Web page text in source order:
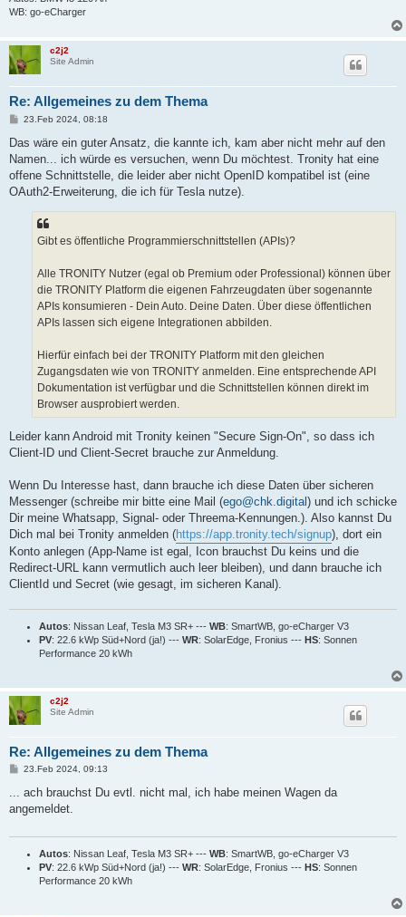
WB: go-eCharger
c2j2
Site Admin
Re: Allgemeines zu dem Thema
B
i
r
a
23.Feb 2024, 08:18
Das wäre ein guter Ansatz, die kannte ich, kam aber nicht mehr auf den
Namen... ich würde es versuchen, wenn Du möchtest. Tronity hat eine
offene Schnittstelle, die leider aber nicht OpenID kompatibel ist (eine
OAuth2-Erweiterung, die ich für Tesla nutze).
Gibt es öffentliche Programmierschnittstellen (APIs)?
Alle TRONITY Nutzer (egal ob Premium oder Professional) können über
die TRONITY Platform die eigenen Fahrzeugdaten über sogenannte
APIs konsumieren - Dein Auto. Deine Daten. Über diese öffentlichen
APIs lassen sich eigene Integrationen abbilden.
Hierfür einfach bei der TRONITY Platform mit den gleichen
Zugangsdaten wie von TRONITY anmelden. Eine entsprechende API
Dokumentation ist verfügbar und die Schnittstellen können direkt im
Browser ausprobiert werden.
Leider kann Android mit Tronity keinen "Secure Sign-On", so dass ich
Client-ID und Client-Secret brauche zur Anmeldung.
Wenn Du Interesse hast, dann brauche ich diese Daten über sicheren
Messenger (schreibe mir bitte eine Mail (ego@chk.digital) und ich schicke
Dir meine Whatsapp, Signal- oder Threema-Kennungen.). Also kannst Du
Dich mal bei Tronity anmelden (https://app.tronity.tech/signup), dort ein
Konto anlegen (App-Name ist egal, Icon brauchst Du keins und die
Redirect-URL kann vermutlich auch leer bleiben), und dann brauche ich
ClientId und Secret (wie gesagt, im sicheren Kanal).
Autos: Nissan Leaf, Tesla M3 SR+ --- WB: SmartWB, go-eCharger V3
PV: 22.6 kWp Süd+Nord (ja!) --- WR: SolarEdge, Fronius --- HS: Sonnen
Performance 20 kWh
c2j2
Site Admin
Re: Allgemeines zu dem Thema
B
r
23.Feb 2024, 09:13
... ach brauchst Du evtl. nicht mal, ich habe meinen Wagen da
angemeldet.
Autos: Nissan Leaf, Tesla M3 SR+ --- WB: SmartWB, go-eCharger V3
PV: 22.6 kWp Süd+Nord (ja!) --- WR: SolarEdge, Fronius --- HS: Sonnen
Performance 20 kWh